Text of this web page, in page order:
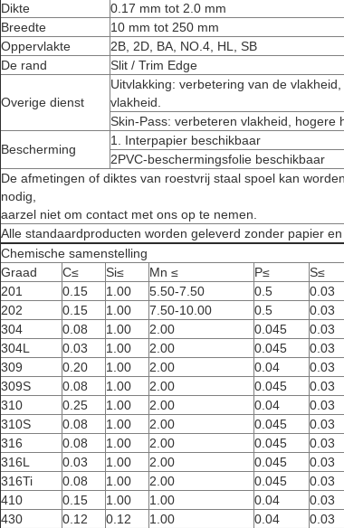
Dikte
0.17 mm tot 2.0 mm
Breedte
10 mm tot 250 mm
Oppervlakte
2B, 2D, BA, NO.4, HL, SB
De rand
Slit / Trim Edge
Overige dienst
Uitvlakking: verbetering van de
vlakheid.
Skin-Pass: verbeteren vlakheid, hogere
Bescherming
1. Interpapier beschikbaar
2PVC-beschermingsfolie beschikbaar
De afmetingen of diktes van roestvrij staal spoel kan
nodig,
aarzel niet om contact met ons op te nemen.
Alle standaardproducten worden geleverd zonder papier en
Chemische samenstelling
Graad
C≤ Si≤ Mn ≤ P≤ S≤
201
0.15 1.00 5.50-7.50 0.5 0.03
202
0.15 1.00 7.50-10.00 0.5 0.03
304
0.08 1.00 2.00 0.045 0.03
304L
0.03 1.00 2.00 0.045 0.03
309
0.20 1.00 2.00 0.04 0.03
309S
0.08 1.00 2.00 0.045 0.03
310
0.25 1.00 2.00 0.04 0.03
310S
0.08 1.00 2.00 0.045 0.03
316
0.08 1.00 2.00 0.045 0.03
316L
0.03 1.00 2.00 0.045 0.03
316Ti
0.08 1.00 2.00 0.045 0.03
410
0.15 1.00 1.00 0.04 0.03
430
0.12 0.12 1.00 0.04 0.03